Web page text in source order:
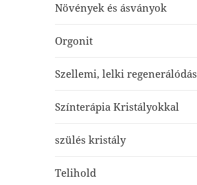
Növények és ásványok
Orgonit
Szellemi, lelki regenerálódás
Színterápia Kristályokkal
szülés kristály
Telihold